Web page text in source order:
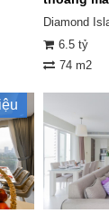
Diamond
6.5 tỷ
74 m2